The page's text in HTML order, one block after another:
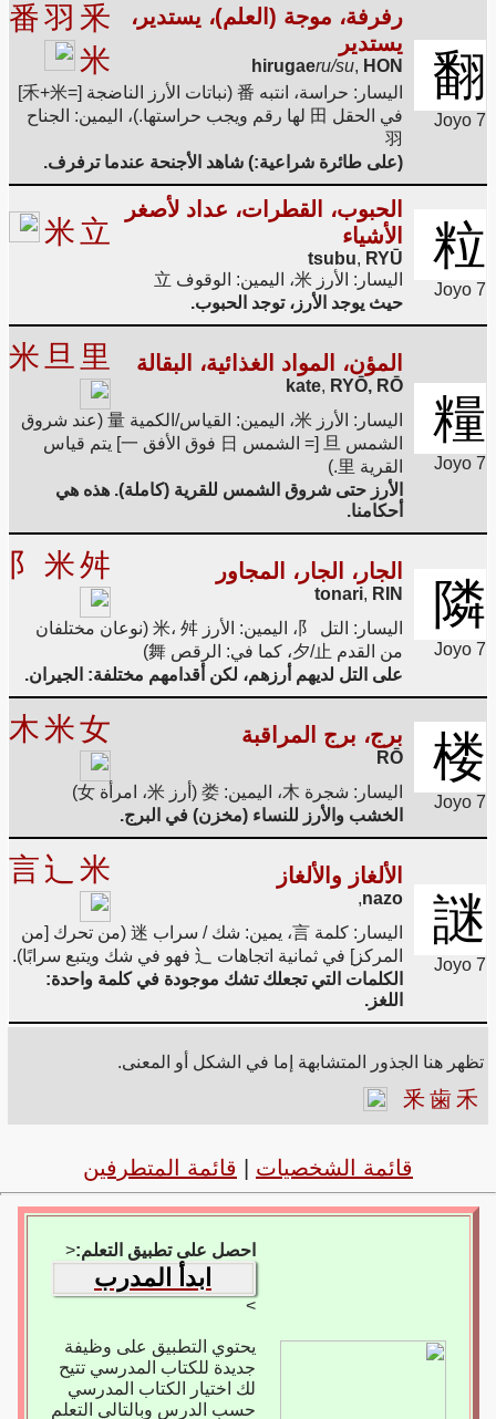
翻
Joyo 7
رفرفة، موجة (العلم)، يستدير،
يستدير
hirugaeru/su, HON
番羽 釆
米
اليسار: حراسة، انتبه 番 (نباتات الأرز الناضجة [=禾+米]
في الحقل 田 لها رقم ويجب حراستها.)، اليمين: الجناح
羽
(على طائرة شراعية:) شاهد الأجنحة عندما ترفرف.
粒
Joyo 7
الحبوب، القطرات، عداد لأصغر
الأشياء
tsubu, RYŪ
米立
اليسار: الأرز 米، اليمين: الوقوف 立
حيث يوجد الأرز، توجد الحبوب.
糧
Joyo 7
المؤن، المواد الغذائية، البقالة
kate, RYŌ, RŌ
米旦 里
اليسار: الأرز 米، اليمين: القياس/الكمية 量 (عند شروق
الشمس 旦 [= الشمس 日 فوق الأفق 一] يتم قياس
القرية 里.)
الأرز حتى شروق الشمس للقرية (كاملة). هذه هي
أحكامنا.
隣
Joyo 7
الجار، الجار، المجاور
tonari, RIN
阝 米舛
اليسار: التل 阝، اليمين: الأرز 米، 舛 (نوعان مختلفان
من القدم 夕/止، كما في: الرقص 舞)
على التل لديهم أرزهم، لكن أقدامهم مختلفة: الجيران.
楼
Joyo 7
برج، برج المراقبة
RŌ
木米女
اليسار: شجرة 木، اليمين: 娄 (أرز 米، امرأة 女)
الخشب والأرز للنساء (مخزن) في البرج.
謎
Joyo 7
الألغاز والألغاز
nazo
,
言辶 米
اليسار: كلمة 言، يمين: شك / سراب 迷 (من تحرك [من
المركز] في ثمانية اتجاهات 辶 فهو في شك ويتبع سرابًا).
الكلمات التي تجعلك تشك موجودة في كلمة واحدة:
اللغز.
تظهر هنا الجذور المتشابهة إما في الشكل أو المعنى.
釆歯 禾
قائمة الشخصيات قائمة المتطرفين
احصل على تطبيق التعلم:<
ابدأ المدرب
>
يحتوي التطبيق على وظيفة
جديدة للكتاب المدرسي تتيح
لك اختيار الكتاب المدرسي
حسب الدرس وبالتالي التعلم